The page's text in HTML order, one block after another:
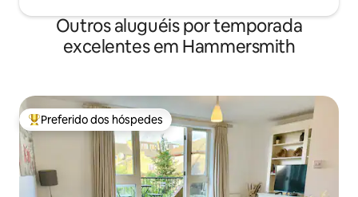
Outros aluguéis por temporada
excelentes em Hammersmith
Entre os melhores preferidos dos hóspedes
Preferido dos hóspedes